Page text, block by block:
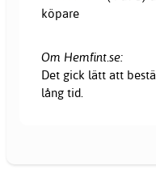
köpare
Om Hemfint.se:
Det gick lätt att
lång tid.